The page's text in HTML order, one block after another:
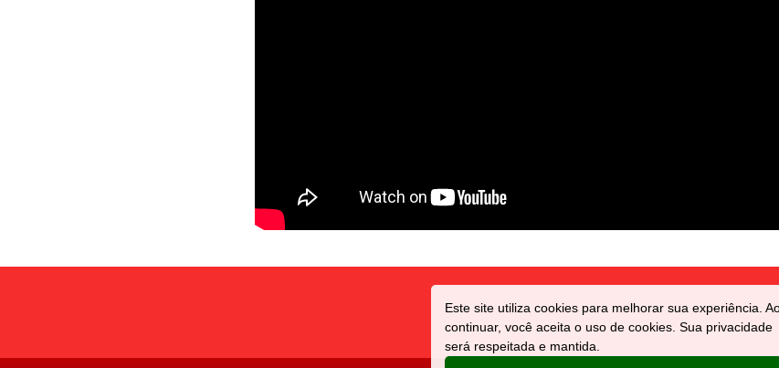
Este site utiliza cookies para melhorar sua experiência.
continuar, você aceita o uso de cookies. Sua privacidade
será respeitada e mantida.